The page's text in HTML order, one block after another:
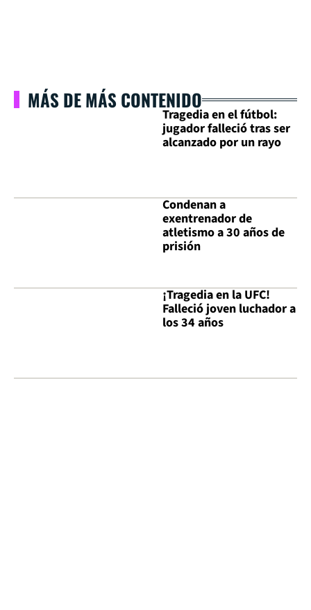
MÁS DE MÁS CONTENIDO
Tragedia en el fútbol:
jugador falleció tras ser
alcanzado por un rayo
Condenan a
exentrenador de
atletismo a 30 años de
prisión
¡Tragedia en la UFC!
Falleció joven luchador a
los 34 años